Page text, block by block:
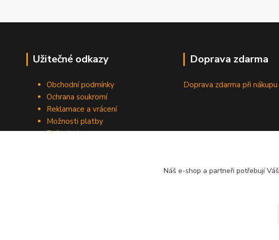
Užitečné odkazy
Obchodní podmínky
Ochrana soukromí
Reklamace a vrácení
Možnosti platby
Způsob dopravy
Doprava zdarma
Doprava zdarma při nákupu
Náš e-shop a partneři potřebují Váš